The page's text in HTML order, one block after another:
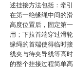
述挂接方法包括：牵
在第一绝缘绳中间的
高度位置后，固定第
用；下拉首端穿过滑
缘绳的首端使得临时
线夹与待夹导线等高
的整个挂接过程简单